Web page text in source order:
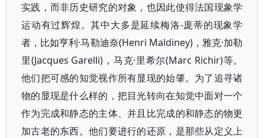
实践，而非历史研究的对象，也因此使得法国现象学
运动有过辉煌。其中大多是延续梅洛-庞蒂的现象学
者，比如亨利·马勒迪奈(Henri Maldiney)，雅克·加勒
里(Jacques Garelli)，马克·里希尔(Marc Richir)等。
他们把可感的知觉视作所有显现的始肇。为了追寻诸
物的显现是什么样的，把目光转向在知觉中面对一个
作为完成和静态的主体、并且比完成的和静态的物更
加古老的东西。他们要进行的还原，是那些从定义上